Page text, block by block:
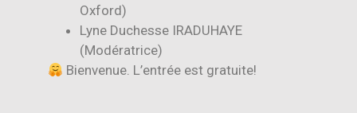
Oxford)
Lyne Duchesse IRADUHAYE
(Modératrice)
Bienvenue. L’entrée est gratuite!